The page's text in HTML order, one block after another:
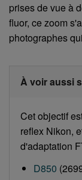
prises de vue à
fluor, ce zoom
photographes
À voir aussi
Cet objectif
reflex Nikon,
d'adaptation
D850